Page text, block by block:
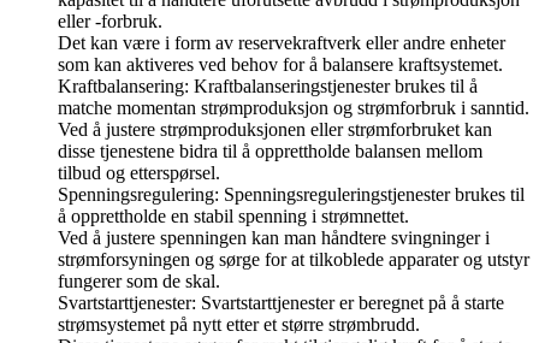
eller -forbruk.
Det kan være i form av reservekraftverk eller andre enheter
som kan aktiveres ved behov for å balansere kraftsystemet.
Kraftbalansering: Kraftbalanseringstjenester brukes til å
matche momentan strømproduksjon og strømforbruk i sanntid.
Ved å justere strømproduksjonen eller strømforbruket kan
disse tjenestene bidra til å opprettholde balansen mellom
tilbud og etterspørsel.
Spenningsregulering: Spenningsreguleringstjenester brukes til
å opprettholde en stabil spenning i strømnettet.
Ved å justere spenningen kan man håndtere svingninger i
strømforsyningen og sørge for at tilkoblede apparater og utstyr
fungerer som de skal.
Svartstarttjenester: Svartstarttjenester er beregnet på å starte
strømsystemet på nytt etter et større strømbrudd.